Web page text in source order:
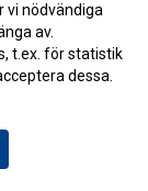
2017-12-31 15:00
2017-12-22 05:58
2017-12-13 18:37
vi nödvändiga
av.
t.ex. för statistik
dessa.